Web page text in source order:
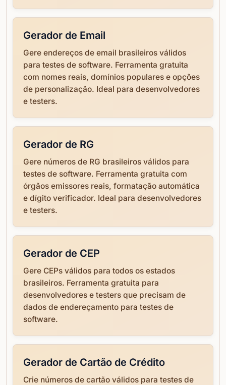
Gerador de Email
Gere endereços de email brasileiros válidos
para testes de software. Ferramenta gratuita
com nomes reais, domínios populares e opções
de personalização. Ideal para desenvolvedores
e testers.
Gerador de RG
Gere números de RG brasileiros válidos para
testes de software. Ferramenta gratuita com
órgãos emissores reais, formatação automática
e dígito verificador. Ideal para desenvolvedores
e testers.
Gerador de CEP
Gere CEPs válidos para todos os estados
brasileiros. Ferramenta gratuita para
desenvolvedores e testers que precisam de
dados de endereçamento para testes de
software.
Gerador de Cartão de Crédito
Crie números de cartão válidos para testes de